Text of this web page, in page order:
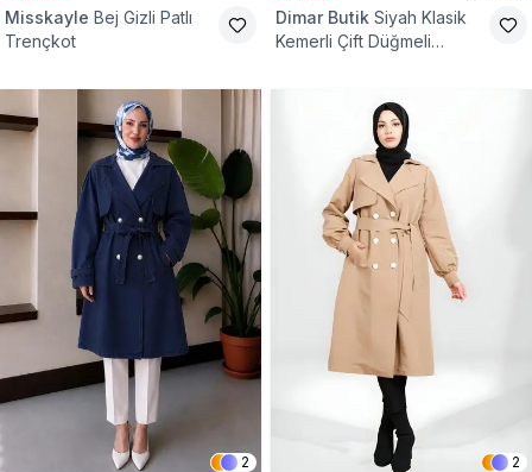
Misskayle Bej Gizli Patlı
Trençkot
Dimar Butik Siyah Klasik
Kemerli Çift Düğmeli
2 2